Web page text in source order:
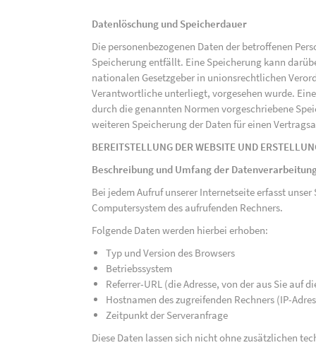
Datenlöschung und Speicherdauer
Die personenbezogenen Daten der betroffenen
Speicherung entfällt. Eine Speicherung kann
nationalen Gesetzgeber in unionsrechtlichen
Verantwortliche unterliegt, vorgesehen wurde.
durch die genannten Normen vorgeschriebene
weiteren Speicherung der Daten für einen
BEREITSTELLUNG DER WEBSITE UND
Beschreibung und Umfang der
Bei jedem Aufruf unserer Internetseite erfasst
Computersystem des aufrufenden Rechners.
Folgende Daten werden hierbei erhoben:
Typ und Version des Browsers
Betriebssystem
Referrer-URL (die Adresse, von der aus Sie auf
Hostnamen des zugreifenden Rechners (IP-
Zeitpunkt der Serveranfrage
Diese Daten lassen sich nicht ohne zusätzlichen